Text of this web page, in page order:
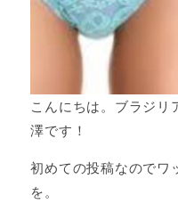
こんにちは。ブラジリ
澤です！
初めての投稿なのでワ
を。